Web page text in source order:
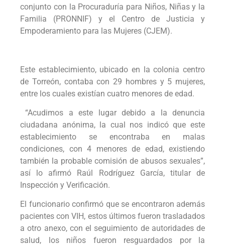
conjunto con la Procuraduría para Niños, Niñas y la
Familia (PRONNIF) y el Centro de Justicia y
Empoderamiento para las Mujeres (CJEM).
Este establecimiento, ubicado en la colonia centro
de Torreón, contaba con 29 hombres y 5 mujeres,
entre los cuales existían cuatro menores de edad.
“Acudimos a este lugar debido a la denuncia
ciudadana anónima, la cual nos indicó que este
establecimiento se encontraba en malas
condiciones, con 4 menores de edad, existiendo
también la probable comisión de abusos sexuales”,
así lo afirmó Raúl Rodríguez García, titular de
Inspección y Verificación.
El funcionario confirmó que se encontraron además
pacientes con VIH, estos últimos fueron trasladados
a otro anexo, con el seguimiento de autoridades de
salud, los niños fueron resguardados por la